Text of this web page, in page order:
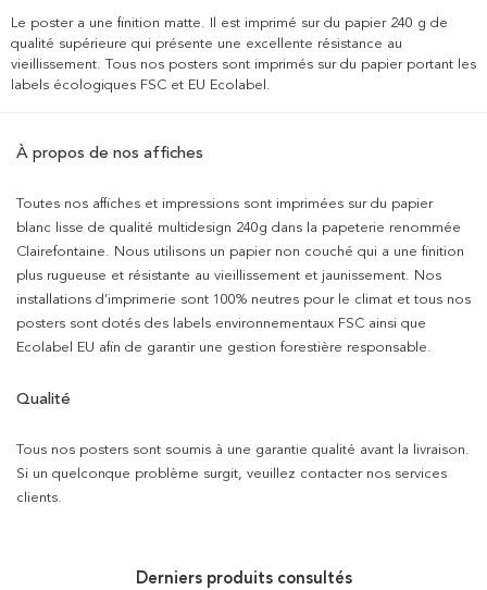
Le poster a une finition matte. Il est imprimé sur du papier 240 g de
qualité supérieure qui présente une excellente résistance au
vieillissement. Tous nos posters sont imprimés sur du papier portant les
labels écologiques FSC et EU Ecolabel.
À propos de nos affiches
Toutes nos affiches et impressions sont imprimées sur du papier
blanc lisse de qualité multidesign 240g dans la papeterie renommée
Clairefontaine. Nous utilisons un papier non couché qui a une finition
plus rugueuse et résistante au vieillissement et jaunissement. Nos
installations d’imprimerie sont 100% neutres pour le climat et tous nos
posters sont dotés des labels environnementaux FSC ainsi que
Ecolabel EU afin de garantir une gestion forestière responsable.
Qualité
Tous nos posters sont soumis à une garantie qualité avant la livraison.
Si un quelconque problème surgit, veuillez contacter nos services
clients.
Derniers produits consultés